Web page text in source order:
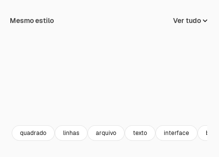
Mesmo estilo Ver tudo
quadrado linhas arquivo texto interface